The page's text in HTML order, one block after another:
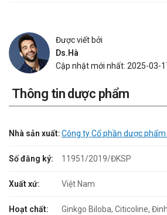
Được viết bởi
Ds.Hà
Cập nhật mới nhất: 2025-03-
Thông tin dược phẩm
Nhà sản xuất:Công ty Cổ phần dược
Số đăng ký: 11951/2019/ĐKSP
Xuất xứ: Việt Nam
Hoạt chất: Ginkgo Biloba, Citicoline, Đinh